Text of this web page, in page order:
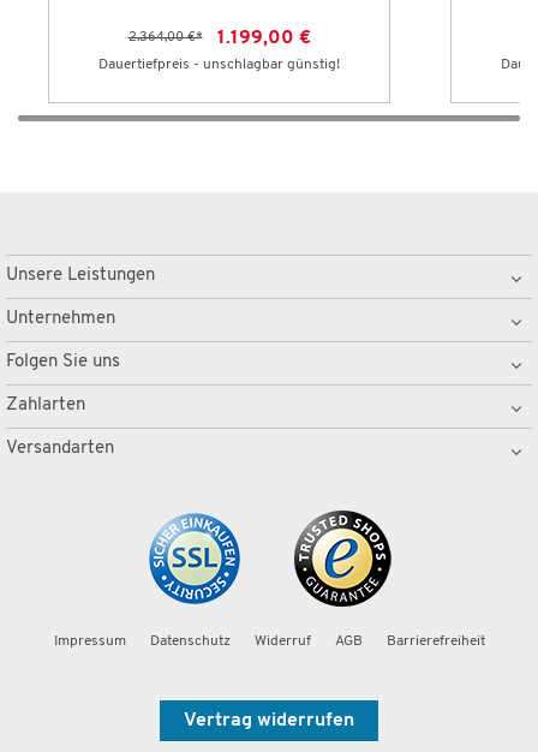
2.364,00 €* 1.199,00 €
Dauertiefpreis - unschlagbar günstig!
Unsere Leistungen
Unternehmen
Folgen Sie uns
Zahlarten
Versandarten
Impressum Datenschutz Widerruf AGB Barrierefreiheit
Vertrag widerrufen